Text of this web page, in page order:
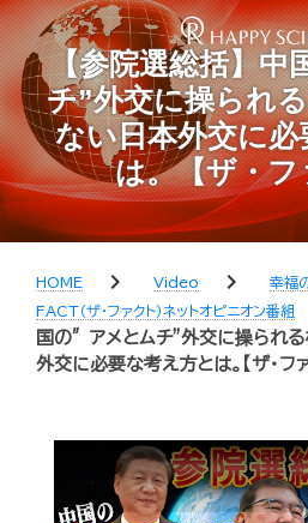
【参院選総括】中
チ”外交に操られ
ない日本外交に
は。【ザ・フ
HOME chevron_right Video chevron_right 幸福
FACT（ザ・ファクト）ネットオピニオン番組
国の″アメとムチ”外交に操られ
外交に必要な考え方とは。【ザ・ファ